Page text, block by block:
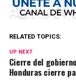
RELATED TOPICS:
UP NEXT
Cierre del
Honduras cierre